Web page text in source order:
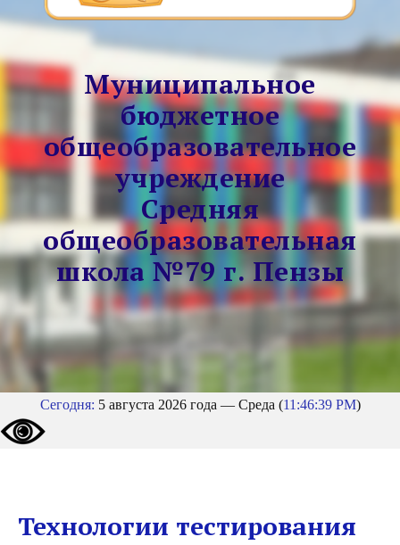
Муниципальное
бюджетное
общеобразовательное
учреждение
Средняя
общеобразовательная
школа №79 г. Пензы
Сегодня: 5 августа 2026 года — Среда (11:46:39 PM)
Технологии тестирования